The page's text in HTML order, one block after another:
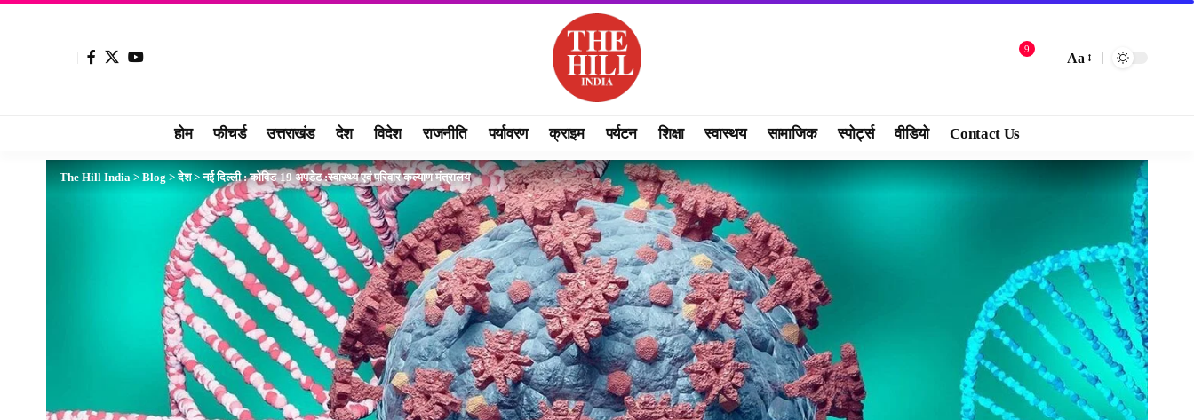
9
Aa
होम फीचर्ड उत्तराखंड देश विदेश राजनीति पर्यावरण क्राइम पर्यटन शिक्षा स्वास्थय सामाजिक स्पोर्ट्स वीडियो Contact Us
The Hill India>Blog>देश>नई दिल्ली : कोविड-19 अपडेट :स्‍वास्‍थ्‍य एवं परिवार कल्‍याण मंत्रालय